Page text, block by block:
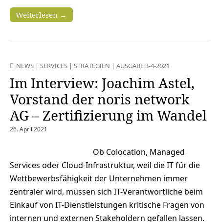
Weiterlesen →
NEWS | SERVICES | STRATEGIEN | AUSGABE 3-4-2021
Im Interview: Joachim Astel,
Vorstand der noris network
AG – Zertifizierung im Wandel
26. April 2021
Ob Colocation, Managed
Services oder Cloud-Infrastruktur, weil die IT für die
Wettbewerbsfähigkeit der Unternehmen immer
zentraler wird, müssen sich IT-Verantwortliche beim
Einkauf von IT-Dienstleistungen kritische Fragen von
internen und externen Stakeholdern gefallen lassen.